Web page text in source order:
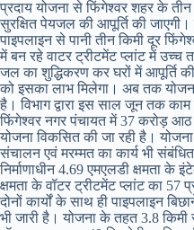
प्रदाय योजना से फिंगेश्वर शहर के
सुरक्षित पेयजल की आपूर्ति की
पाइपलाइन से पानी तीन किमी दूर
में बन रहे वाटर ट्रीटमेंट प्लांट में उच्च
जल का शुद्धिकरण कर घरों में आपूर्ति
को इसका लाभ मिलेगा। अब तक
है। विभाग द्वारा इस साल जून तक
फिंगेश्वर नगर पंचायत में 37 करोड़
योजना विकसित की जा रही है।
संचालन एवं मरम्मत का कार्य भी संबंधित
निर्माणाधीन 4.69 एमएलडी क्षमता
क्षमता के वॉटर ट्रीटमेंट प्लांट का 57
दोनों कार्यों के साथ ही पाइपलाइन
भी जारी है। योजना के तहत 3.8 किमी